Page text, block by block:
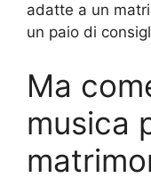
adatte a un
un paio di
Ma
musica